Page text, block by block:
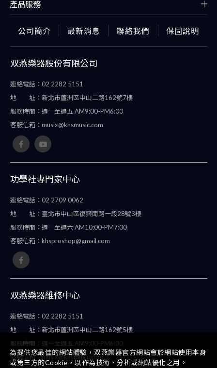
產品服務
公司簡介 最新消息 聯絡我們 保固說明
双燕樂器股份有限公司
連絡電話： 02 2282 5151
地 址： 新北市蘆洲區中山二路162號7樓
服務時間： 週一至週五 AM9:00-PM6:00
客服信箱： musix@khsmusic.com
功學社專門家中心
連絡電話： 02 2709 0062
地 址： 臺北市中山區復興南路一段28號3樓
服務時間： 週一至週六 AM10:00-PM7:00
客服信箱： khsproshop@gmail.com
双燕樂器維修中心
連絡電話： 02 2282 5151
地 址： 新北市蘆洲區中山二路162號5樓
服務時間： 週一至週五 AM9:00-PM6:00
客服信箱：musix@khsmusic.com
為提供您最佳的網站體驗，双燕樂器官方網站會於網站使用本身
或第三方的Cookie，以作為技術、分析或網站優化之用。